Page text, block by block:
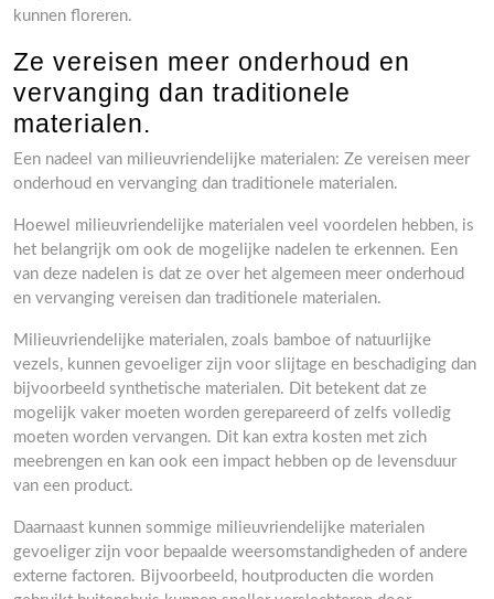
kunnen floreren.
Ze vereisen meer onderhoud en
vervanging dan traditionele
materialen.
Een nadeel van milieuvriendelijke materialen: Ze vereisen meer
onderhoud en vervanging dan traditionele materialen.
Hoewel milieuvriendelijke materialen veel voordelen hebben, is
het belangrijk om ook de mogelijke nadelen te erkennen. Een
van deze nadelen is dat ze over het algemeen meer onderhoud
en vervanging vereisen dan traditionele materialen.
Milieuvriendelijke materialen, zoals bamboe of natuurlijke
vezels, kunnen gevoeliger zijn voor slijtage en beschadiging dan
bijvoorbeeld synthetische materialen. Dit betekent dat ze
mogelijk vaker moeten worden gerepareerd of zelfs volledig
moeten worden vervangen. Dit kan extra kosten met zich
meebrengen en kan ook een impact hebben op de levensduur
van een product.
Daarnaast kunnen sommige milieuvriendelijke materialen
gevoeliger zijn voor bepaalde weersomstandigheden of andere
externe factoren. Bijvoorbeeld, houtproducten die worden